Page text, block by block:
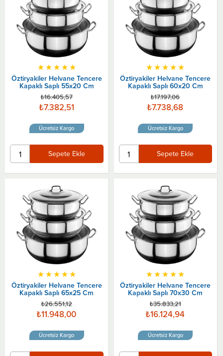
Öztiryakiler Helvane Tencere
Kapaklı Saplı 55x20 Cm
★★★★★
₺7.382,51
₺16.405,57
Sepete Ekle
Ücretsiz Kargo
Öztiryakiler Helvane Tencere
Kapaklı Saplı 60x20 Cm
★★★★★
₺7.738,68
₺17.197,06
Sepete Ekle
Ücretsiz Kargo
Öztiryakiler Helvane Tencere
Kapaklı Saplı 65x25 Cm
★★★★★
₺11.948,00
₺26.551,12
Ücretsiz Kargo
Öztiryakiler Helvane Tencere
Kapaklı Saplı 70x30 Cm
★★★★★
₺16.124,94
₺35.833,21
Ücretsiz Kargo